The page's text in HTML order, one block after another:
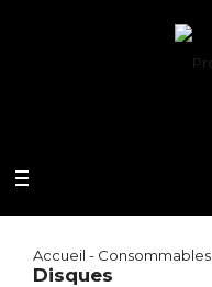
Accueil - Consommables
Disques